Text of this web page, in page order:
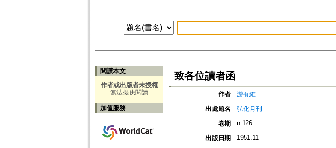
閱讀本文
作者或出版者未授權
無法提供閱讀
加值服務
致各位讀者函
作者
游有維
出處題名
弘化月刊
卷期
n.126
出版日期 1951.11